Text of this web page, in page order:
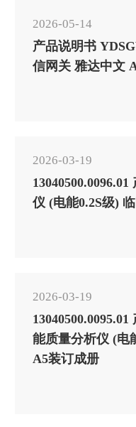
2026-05-14
产品说明书
信网关 雅达中文
2026-03-19
仪 (电能0.2S级)
2026-03-19
能质量分析仪 (电
A5装订成册